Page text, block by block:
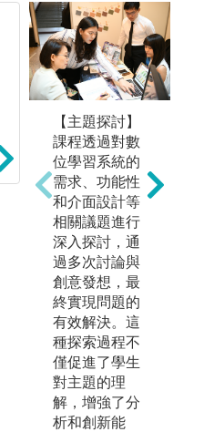
未上傳圖片
可使用「未來
教室」、「眼
動實驗室」、
「腦波實驗
室」、「數位
典藏與數位出
版實驗室」、
「資訊素養與
數位學習實驗
室」及「虛擬
實境教室」等
【主題探討】
課程透過對數
位學習系統的
需求、功能性
和介面設計等
相關議題進行
深入探討，通
過多次討論與
創意發想，最
終實現問題的
有效解決。這
種探索過程不
僅促進了學生
對主題的理
解，增強了分
析和創新能